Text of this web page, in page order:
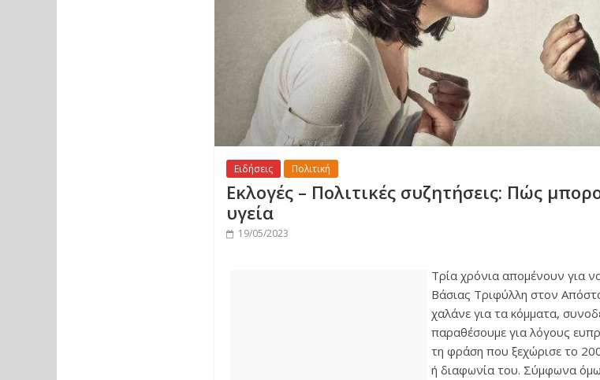
Ειδήσεις Πολιτική
Εκλογές – Πολιτικές συζητήσεις: Πώς
υγεία
19/05/2023
Τρία χρόνια απομένουν για
Βάσιας Τριφύλλη στον
χαλάνε για τα κόμματα,
παραθέσουμε για λόγους
τη φράση που ξεχώρισε το
ή διαφωνία του. Σύμφωνα